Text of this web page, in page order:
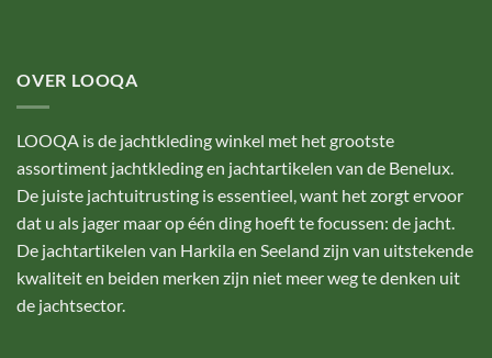
OVER LOOQA
LOOQA is de jachtkleding winkel met het grootste
assortiment jachtkleding en jachtartikelen van de Benelux.
De juiste jachtuitrusting is essentieel, want het zorgt ervoor
dat u als jager maar op één ding hoeft te focussen: de jacht.
De jachtartikelen van Harkila en Seeland zijn van uitstekende
kwaliteit en beiden merken zijn niet meer weg te denken uit
de jachtsector.